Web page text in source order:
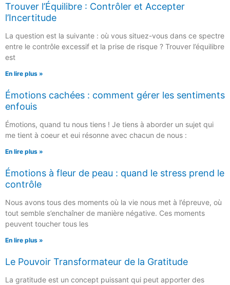
Trouver l’Équilibre : Contrôler et Accepter
l’Incertitude
La question est la suivante : où vous situez-vous dans ce spectre
entre le contrôle excessif et la prise de risque ? Trouver l’équilibre
est
En lire plus »
Émotions cachées : comment gérer les sentiments
enfouis
Émotions, quand tu nous tiens ! Je tiens à aborder un sujet qui
me tient à coeur et eui résonne avec chacun de nous :
En lire plus »
Émotions à fleur de peau : quand le stress prend le
contrôle
Nous avons tous des moments où la vie nous met à l’épreuve, où
tout semble s’enchaîner de manière négative. Ces moments
peuvent toucher tous les
En lire plus »
Le Pouvoir Transformateur de la Gratitude
La gratitude est un concept puissant qui peut apporter des